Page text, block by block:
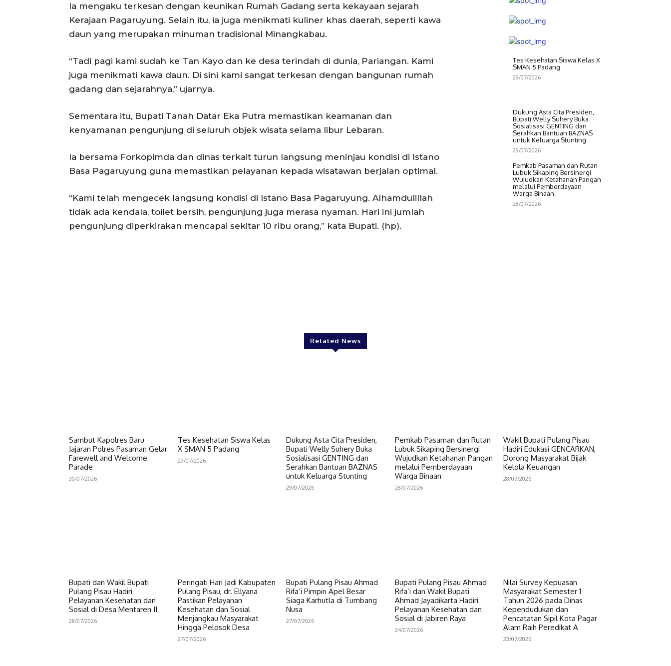
Ia mengaku terkesan dengan keunikan Rumah Gadang serta kekayaan sejarah
Kerajaan Pagaruyung. Selain itu, ia juga menikmati kuliner khas daerah, seperti kawa
daun yang merupakan minuman tradisional Minangkabau.
“Tadi pagi kami sudah ke Tan Kayo dan ke desa terindah di dunia, Pariangan. Kami
juga menikmati kawa daun. Di sini kami sangat terkesan dengan bangunan rumah
gadang dan sejarahnya,” ujarnya.
Sementara itu, Bupati Tanah Datar Eka Putra memastikan keamanan dan
kenyamanan pengunjung di seluruh objek wisata selama libur Lebaran.
Ia bersama Forkopimda dan dinas terkait turun langsung meninjau kondisi di Istano
Basa Pagaruyung guna memastikan pelayanan kepada wisatawan berjalan optimal.
“Kami telah mengecek langsung kondisi di Istano Basa Pagaruyung. Alhamdulillah
tidak ada kendala, toilet bersih, pengunjung juga merasa nyaman. Hari ini jumlah
pengunjung diperkirakan mencapai sekitar 10 ribu orang,” kata Bupati. (hp).
Tes Kesehatan Siswa Kelas X
SMAN 5 Padang
29/07/2026
Dukung Asta Cita Presiden,
Bupati Welly Suhery Buka
Sosialisasi GENTING dan
Serahkan Bantuan BAZNAS
untuk Keluarga Stunting
29/07/2026
Pemkab Pasaman dan Rutan
Lubuk Sikaping Bersinergi
Wujudkan Ketahanan Pangan
melalui Pemberdayaan
Warga Binaan
28/07/2026
Related News
Sambut Kapolres Baru
Jajaran Polres Pasaman Gelar
Farewell and Welcome
Parade
30/07/2026
Tes Kesehatan Siswa Kelas
X SMAN 5 Padang
29/07/2026
Dukung Asta Cita Presiden,
Bupati Welly Suhery Buka
Sosialisasi GENTING dan
Serahkan Bantuan BAZNAS
untuk Keluarga Stunting
29/07/2026
Pemkab Pasaman dan Rutan
Lubuk Sikaping Bersinergi
Wujudkan Ketahanan Pangan
melalui Pemberdayaan
Warga Binaan
28/07/2026
Wakil Bupati Pulang Pisau
Hadiri Edukasi GENCARKAN,
Dorong Masyarakat Bijak
Kelola Keuangan
28/07/2026
Bupati dan Wakil Bupati
Pulang Pisau Hadiri
Pelayanan Kesehatan dan
Sosial di Desa Mentaren II
28/07/2026
Peringati Hari Jadi Kabupaten
Pulang Pisau, dr. Ellyana
Pastikan Pelayanan
Kesehatan dan Sosial
Menjangkau Masyarakat
Hingga Pelosok Desa
27/07/2026
Bupati Pulang Pisau Ahmad
Rifa’i Pimpin Apel Besar
Siaga Karhutla di Tumbang
Nusa
27/07/2026
Bupati Pulang Pisau Ahmad
Rifa’i dan Wakil Bupati
Ahmad Jayadikarta Hadiri
Pelayanan Kesehatan dan
Sosial di Jabiren Raya
24/07/2026
Nilai Survey Kepuasan
Masyarakat Semester 1
Tahun 2026 pada Dinas
Kependudukan dan
Pencatatan Sipil Kota Pagar
Alam Raih Peredikat A
23/07/2026